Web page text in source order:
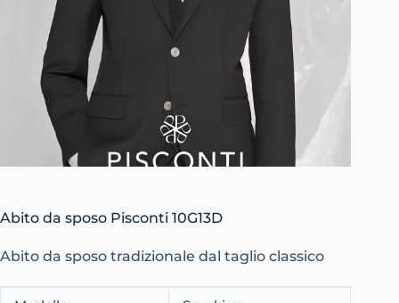
Abito da sposo Pisconti 10G13D
Abito da sposo tradizionale dal taglio classico